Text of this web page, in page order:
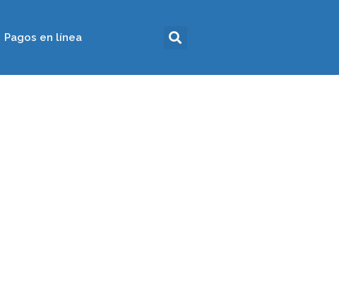
Pagos en línea